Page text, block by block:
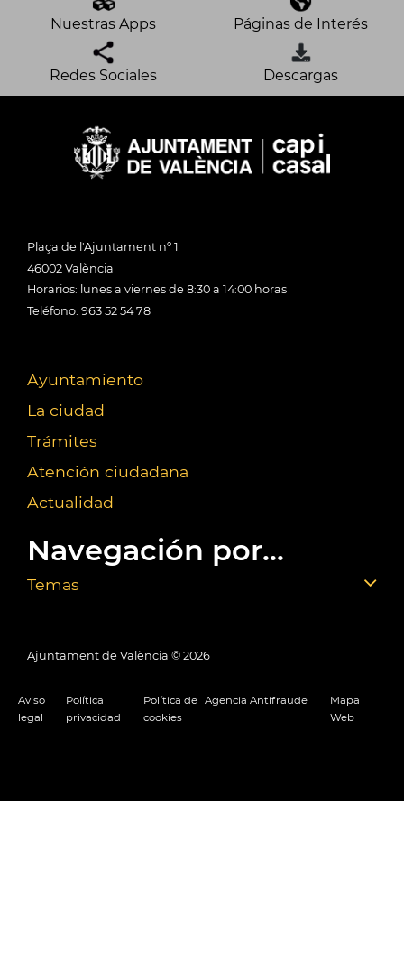
Nuestras Apps Páginas de Interés
Redes Sociales Descargas
Plaça de l'Ajuntament nº 1
46002 València
Horarios: lunes a viernes de 8:30 a 14:00 horas
Teléfono: 963 52 54 78
Ayuntamiento
La ciudad
Trámites
Atención ciudadana
Actualidad
Navegación por...
Temas
Ajuntament de València © 2026
Aviso
legal
Política
privacidad
Política de
cookies
Agencia Antifraude
Mapa
Web